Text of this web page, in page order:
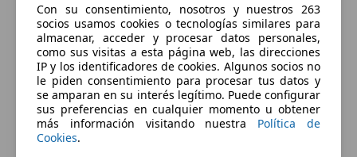
Con su consentimiento, nosotros y nuestros 263
socios usamos cookies o tecnologías similares para
almacenar, acceder y procesar datos personales,
como sus visitas a esta página web, las direcciones
IP y los identificadores de cookies. Algunos socios no
le piden consentimiento para procesar tus datos y
se amparan en su interés legítimo. Puede configurar
sus preferencias en cualquier momento u obtener
más información visitando nuestra Política de
Cookies.